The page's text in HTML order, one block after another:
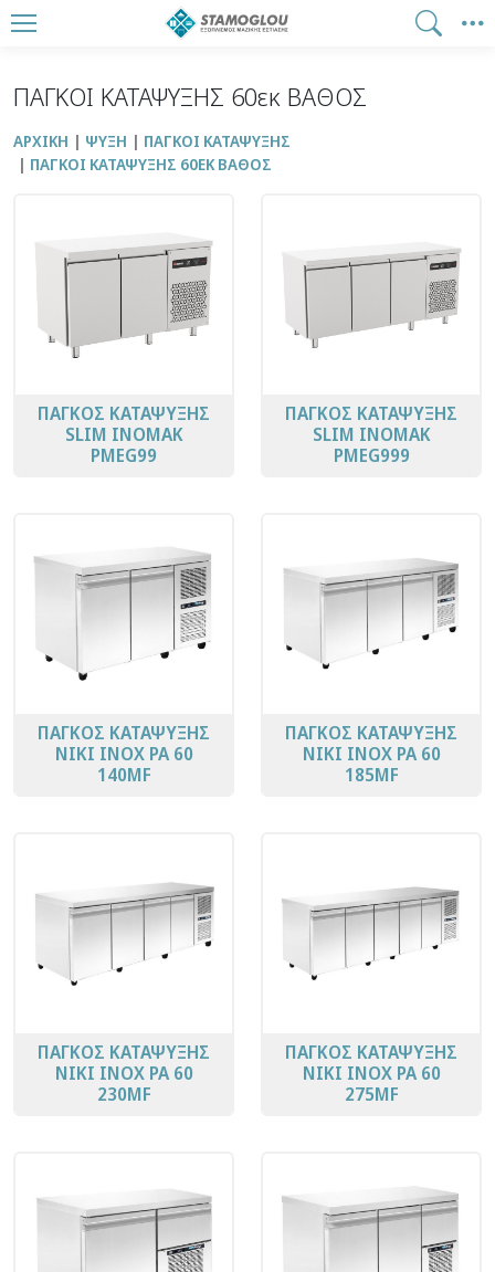
ΠΑΓΚΟΙ ΚΑΤΑΨΥΞΗΣ 60εκ ΒΑΘΟΣ
ΑΡΧΙΚΉ ΨΥΞΗ
ΠΑΓΚΟΙ ΚΑΤΑΨΥΞΗΣ
ΠΑΓΚΟΙ ΚΑΤΑΨΥΞΗΣ 60ΕΚ ΒΑΘΟΣ
ΠΑΓΚΟΣ ΚΑΤΑΨΥΞΗΣ
SLIM ΙΝΟΜΑΚ
PMEG99
ΠΑΓΚΟΣ ΚΑΤΑΨΥΞΗΣ
SLIM ΙΝΟΜΑΚ
PMEG999
ΠΑΓΚΟΣ ΚΑΤΑΨΥΞΗΣ
ΝΙΚΙ ΙΝΟΧ PA 60
140MF
ΠΑΓΚΟΣ ΚΑΤΑΨΥΞΗΣ
ΝΙΚΙ ΙΝΟΧ PA 60
185ΜF
ΠΑΓΚΟΣ ΚΑΤΑΨΥΞΗΣ
ΝΙΚΙ ΙΝΟΧ PA 60
230ΜF
ΠΑΓΚΟΣ ΚΑΤΑΨΥΞΗΣ
ΝΙΚΙ ΙΝΟΧ PA 60
275ΜF